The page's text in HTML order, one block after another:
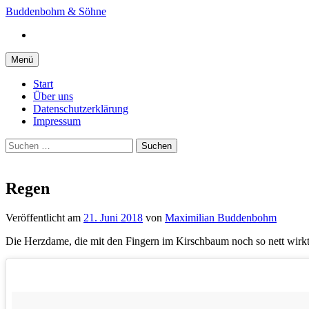
Springe
Inhalt
Buddenbohm & Söhne
Menü
Start
Über uns
Datenschutzerklärung
Impressum
Suchen
nach:
Regen
Veröffentlicht am 21. Juni 2018 von Maximilian Buddenbohm
Die Herzdame, die mit den Fingern im Kirschbaum noch so nett